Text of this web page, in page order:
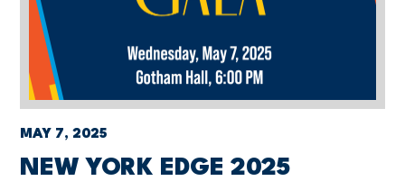
MAY 7, 2025
NEW YORK EDGE 2025